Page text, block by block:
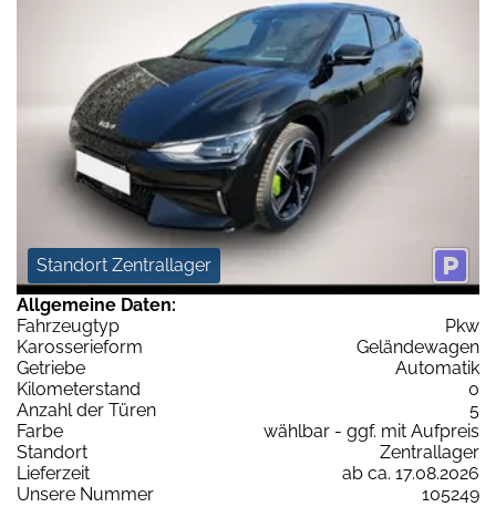
Standort Zentrallager
Allgemeine Daten:
Fahrzeugtyp
Pkw
Karosserieform
Geländewagen
Getriebe
Automatik
Kilometerstand
0
Anzahl der Türen
5
Farbe
wählbar - ggf. mit Aufpreis
Standort
Zentrallager
Lieferzeit
ab ca. 17.08.2026
Unsere Nummer
105249